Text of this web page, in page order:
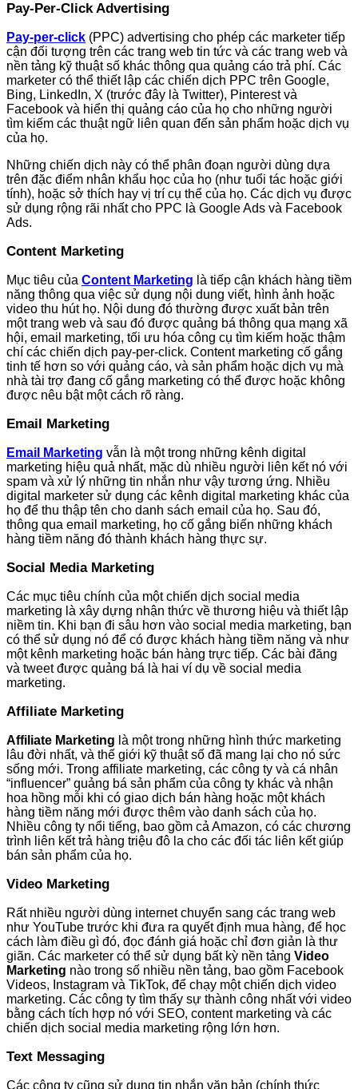
Pay-Per-Click Advertising
Pay-per-click (PPC) advertising cho phép các marketer tiếp
cận đối tượng trên các trang web tin tức và các trang web và
nền tảng kỹ thuật số khác thông qua quảng cáo trả phí. Các
marketer có thể thiết lập các chiến dịch PPC trên Google,
Bing, LinkedIn, X (trước đây là Twitter), Pinterest và
Facebook và hiển thị quảng cáo của họ cho những người
tìm kiếm các thuật ngữ liên quan đến sản phẩm hoặc dịch vụ
của họ.
Những chiến dịch này có thể phân đoạn người dùng dựa
trên đặc điểm nhân khẩu học của họ (như tuổi tác hoặc giới
tính), hoặc sở thích hay vị trí cụ thể của họ. Các dịch vụ được
sử dụng rộng rãi nhất cho PPC là Google Ads và Facebook
Ads.
Content Marketing
Mục tiêu của Content Marketing là tiếp cận khách hàng tiềm
năng thông qua việc sử dụng nội dung viết, hình ảnh hoặc
video thu hút họ. Nội dung đó thường được xuất bản trên
một trang web và sau đó được quảng bá thông qua mạng xã
hội, email marketing, tối ưu hóa công cụ tìm kiếm hoặc thậm
chí các chiến dịch pay-per-click. Content marketing cố gắng
tinh tế hơn so với quảng cáo, và sản phẩm hoặc dịch vụ mà
nhà tài trợ đang cố gắng marketing có thể được hoặc không
được nêu bật một cách rõ ràng.
Email Marketing
Email Marketing vẫn là một trong những kênh digital
marketing hiệu quả nhất, mặc dù nhiều người liên kết nó với
spam và xử lý những tin nhắn như vậy tương ứng. Nhiều
digital marketer sử dụng các kênh digital marketing khác của
họ để thu thập tên cho danh sách email của họ. Sau đó,
thông qua email marketing, họ cố gắng biến những khách
hàng tiềm năng đó thành khách hàng thực sự.
Social Media Marketing
Các mục tiêu chính của một chiến dịch social media
marketing là xây dựng nhận thức về thương hiệu và thiết lập
niềm tin. Khi bạn đi sâu hơn vào social media marketing, bạn
có thể sử dụng nó để có được khách hàng tiềm năng và như
một kênh marketing hoặc bán hàng trực tiếp. Các bài đăng
và tweet được quảng bá là hai ví dụ về social media
marketing.
Affiliate Marketing
Affiliate Marketing là một trong những hình thức marketing
lâu đời nhất, và thế giới kỹ thuật số đã mang lại cho nó sức
sống mới. Trong affiliate marketing, các công ty và cá nhân
“influencer” quảng bá sản phẩm của công ty khác và nhận
hoa hồng mỗi khi có giao dịch bán hàng hoặc một khách
hàng tiềm năng mới được thêm vào danh sách của họ.
Nhiều công ty nổi tiếng, bao gồm cả Amazon, có các chương
trình liên kết trả hàng triệu đô la cho các đối tác liên kết giúp
bán sản phẩm của họ.
Video Marketing
Rất nhiều người dùng internet chuyển sang các trang web
như YouTube trước khi đưa ra quyết định mua hàng, để học
cách làm điều gì đó, đọc đánh giá hoặc chỉ đơn giản là thư
giãn. Các marketer có thể sử dụng bất kỳ nền tảng Video
Marketing nào trong số nhiều nền tảng, bao gồm Facebook
Videos, Instagram và TikTok, để chạy một chiến dịch video
marketing. Các công ty tìm thấy sự thành công nhất với video
bằng cách tích hợp nó với SEO, content marketing và các
chiến dịch social media marketing rộng lớn hơn.
Text Messaging
Các công ty cũng sử dụng tin nhắn văn bản (chính thức